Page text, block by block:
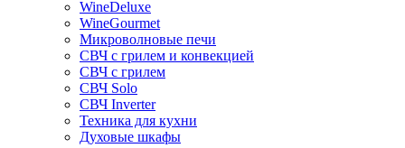
WineDeluxe
WineGourmet
Микроволновые печи
СВЧ с грилем и конвекцией
СВЧ с грилем
СВЧ Solo
СВЧ Inverter
Техника для кухни
Духовые шкафы